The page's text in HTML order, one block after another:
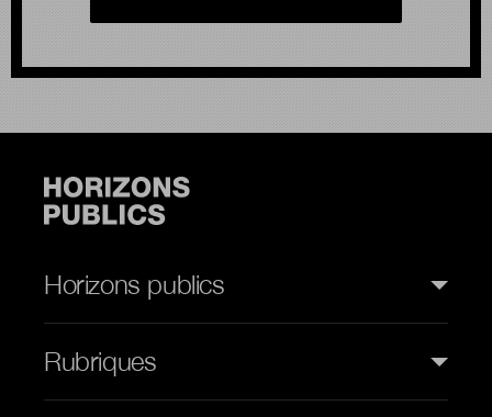
Horizons publics
Rubriques